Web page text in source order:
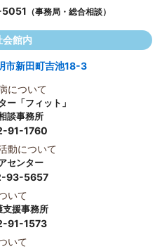
（事務局・総合相談）
館内
市新田町吉池18-3
について
ー「フィット」
談事務所
91-1760
動について
センター
93-5657
いて
援事務所
91-1573
いて